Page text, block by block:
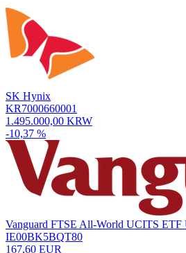
SK Hynix
KR7000660001
1.495.000,00 KRW
-10,37 %
Vanguard FTSE All-World UCITS ETF
IE00BK5BQT80
167,60 EUR